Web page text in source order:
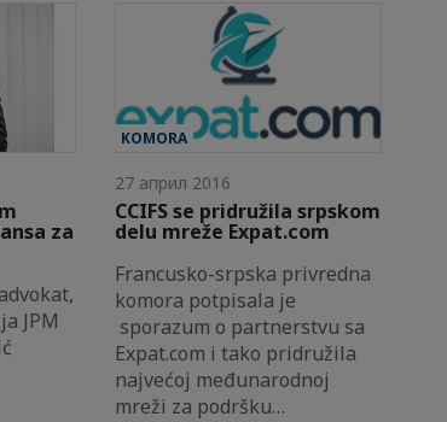
za
JPM
KOMORA
27 април 2016
CCIFS se pridružila srpskom
delu mreže Expat.com
Francusko-srpska privredna
komora potpisala je
sporazum o partnerstvu sa
Expat.com i tako pridružila
najvećoj međunarodnoj
mreži za podršku…